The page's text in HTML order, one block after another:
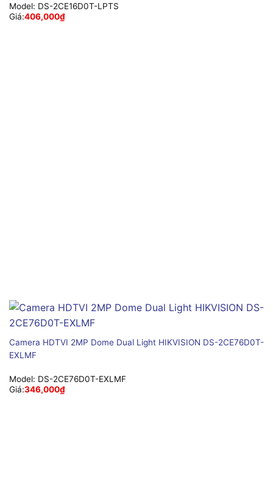
Model: DS-2CE16D0T-LPTS
Giá:406,000₫
Camera HDTVI 2MP Dome Dual Light HIKVISION DS-2CE76D0T-
EXLMF
Model: DS-2CE76D0T-EXLMF
Giá:346,000₫